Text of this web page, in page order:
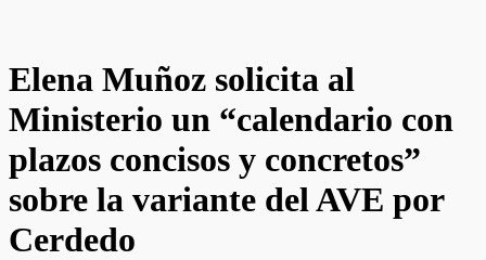
Elena Muñoz solicita al
Ministerio un “calendario con
plazos concisos y concretos”
sobre la variante del AVE por
Cerdedo